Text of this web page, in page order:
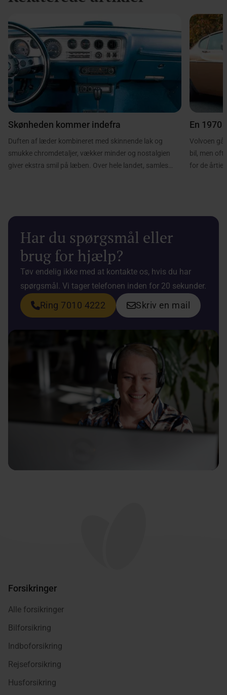
Skønheden kommer indefra
Duften af læder kombineret med skinnende lak og
smukke chromdetaljer, vækker minder og nostalgien
giver ekstra smil på læben. Over hele landet, samles
En 1970
Volvoen
bil, men
for de
Har du spørgsmål eller
brug for hjælp?
Tøv endelig ikke med at kontakte os, hvis du har
spørgsmål. Vi tager telefonen inden for 20 sekunder.
Ring 7010 4222 Skriv en mail
Forsikringer
Alle forsikringer
Bilforsikring
Indboforsikring
Rejseforsikring
Husforsikring